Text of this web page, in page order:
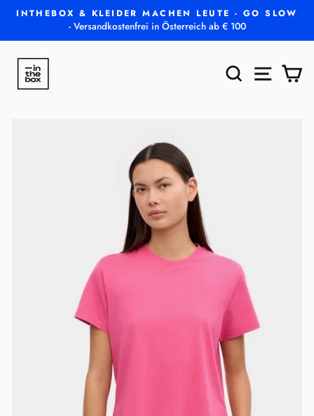
Direkt
Inhalt
Pause
INTHEBOX & KLEIDER MACHEN LEUTE - GO SLOW
- Versandkostenfrei in Österreich ab € 100
SUCHE